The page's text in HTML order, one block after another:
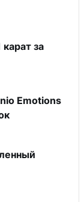
за
Emotions